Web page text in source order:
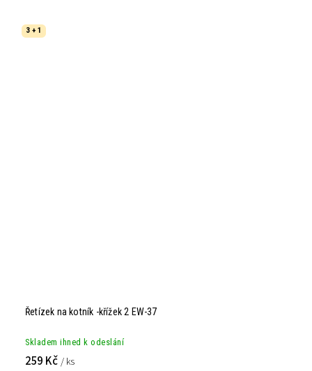
3 + 1
Řetízek na kotník -křížek 2 EW-37
Skladem ihned k odeslání
259 Kč / ks